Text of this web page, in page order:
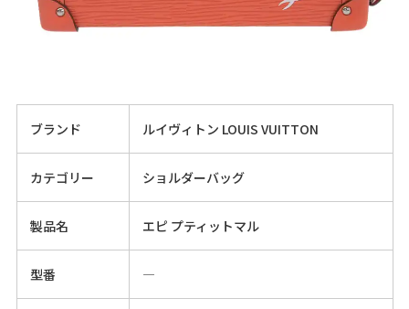
ブランド ルイヴィトン LOUIS VUITTON
カテゴリー ショルダーバッグ
製品名 エピ プティットマル
型番 ―